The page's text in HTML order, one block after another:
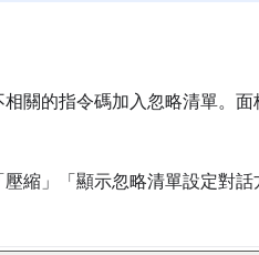
關的指令碼加入忽略清單。
縮」
「顯示忽略清單設定對